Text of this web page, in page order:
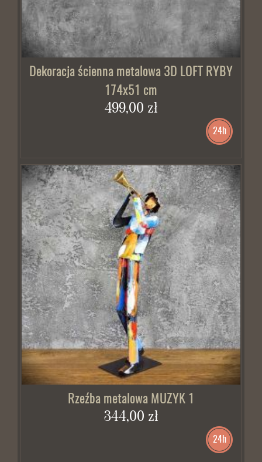
Dekoracja ścienna metalowa 3D LOFT RYBY
174x51 cm
499,00 zł
24h
Rzeźba metalowa MUZYK 1
344,00 zł
24h